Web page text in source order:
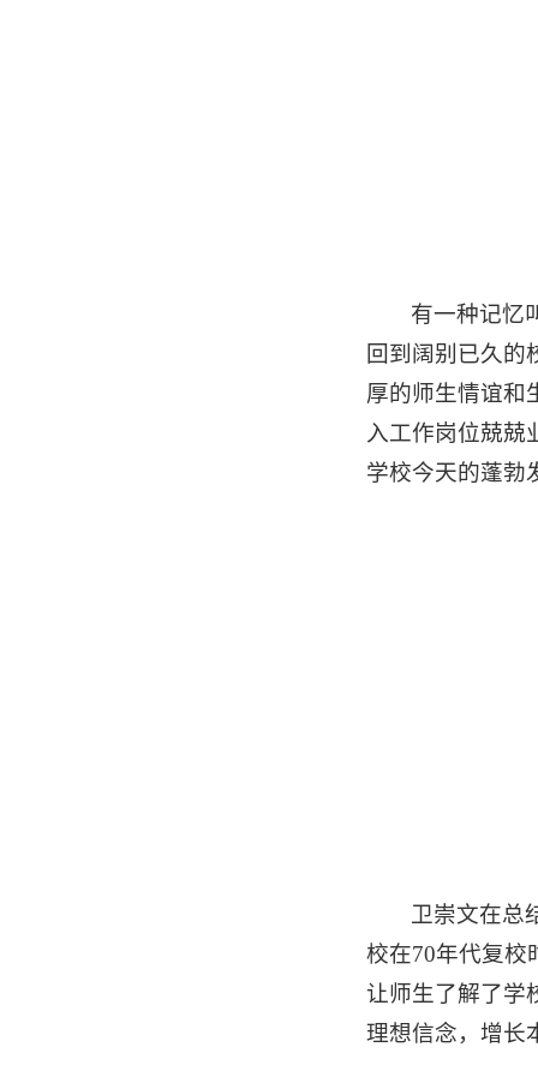
有一种记忆
回到阔别已久的
厚的师生情谊和
入工作岗位兢兢
学校今天的蓬勃
卫崇文在总
校在70年代复校
让师生了解了学
理想信念，增长